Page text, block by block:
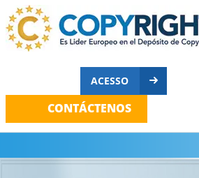
ACESSO
CONTÁCTENOS